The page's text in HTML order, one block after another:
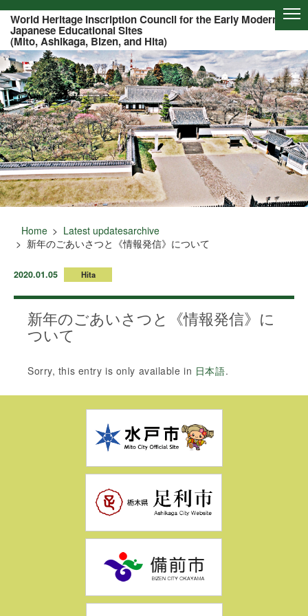
Of this page to text
World Heritage Inscription Council for the Early Modern
Japanese Educational Sites
(Mito, Ashikaga, Bizen, and Hita)
Home
Latest updatesarchive
新年のごあいさつと《情報発信》について
2020.01.05 Hita
新年のごあいさつと《情報発信》に
ついて
Sorry, this entry is only available in 日本語.